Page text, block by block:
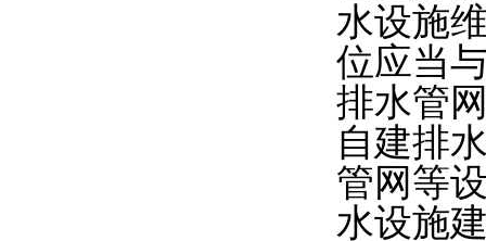
水设施
位应当
排水管
自建排
管网等
水设施